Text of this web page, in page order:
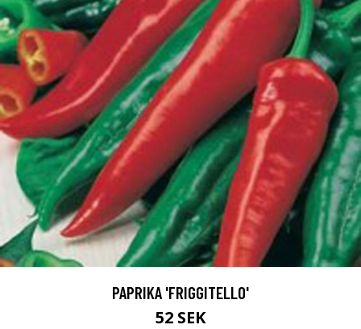
PAPRIKA 'FRIGGITELLO'
52 SEK